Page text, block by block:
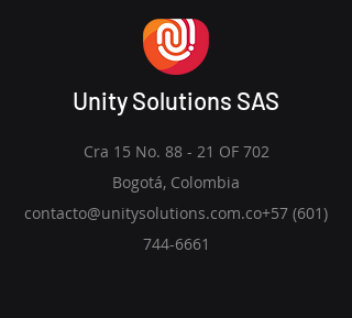
Unity Solutions SAS
Cra 15 No. 88 - 21 OF 702
Bogotá, Colombia
contacto@unitysolutions.com.co+57 (601)
744-6661